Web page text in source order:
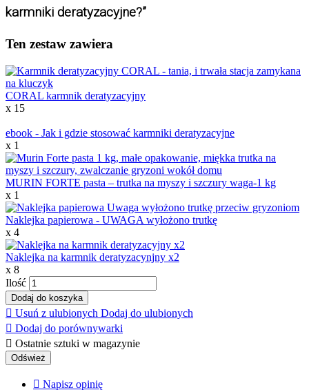
karmniki deratyzacyjne?”
Ten zestaw zawiera
CORAL karmnik deratyzacyjny
x 15
ebook - Jak i gdzie stosować karmniki deratyzacyjne
x 1
MURIN FORTE pasta – trutka na myszy i szczury waga-1 kg
x 1
Naklejka papierowa - UWAGA wyłożono trutkę
x 4
Naklejka na karmnik deratyzacynjny x2
x 8
Ilość
Dodaj do koszyka
 Usuń z ulubionych Dodaj do ulubionych
 Dodaj do porównywarki
 Ostatnie sztuki w magazynie
 Napisz opinię